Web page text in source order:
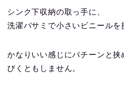
シンク下収納の取っ手に、
洗濯バサミで小さいビニールを
かなりいい感じにバチーンと挟
びくともしません。